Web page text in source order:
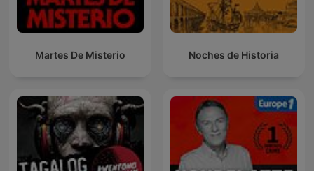
Martes De Misterio Noches de Historia